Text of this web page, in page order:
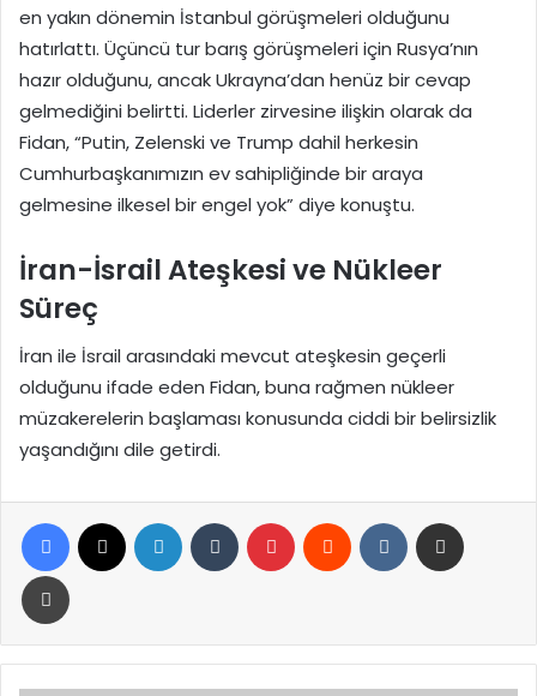
en yakın dönemin İstanbul görüşmeleri olduğunu
hatırlattı. Üçüncü tur barış görüşmeleri için Rusya’nın
hazır olduğunu, ancak Ukrayna’dan henüz bir cevap
gelmediğini belirtti. Liderler zirvesine ilişkin olarak da
Fidan, “Putin, Zelenski ve Trump dahil herkesin
Cumhurbaşkanımızın ev sahipliğinde bir araya
gelmesine ilkesel bir engel yok” diye konuştu.
İran-İsrail Ateşkesi ve Nükleer
Süreç
İran ile İsrail arasındaki mevcut ateşkesin geçerli
olduğunu ifade eden Fidan, buna rağmen nükleer
müzakerelerin başlaması konusunda ciddi bir belirsizlik
yaşandığını dile getirdi.
Facebook LinkedIn Tumblr Pinterest Reddit VKontakte
Yazdır